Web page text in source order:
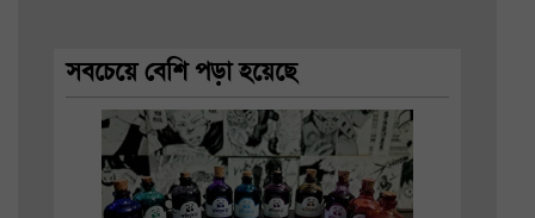
সবচেয়ে বেশি পড়া হয়েছে